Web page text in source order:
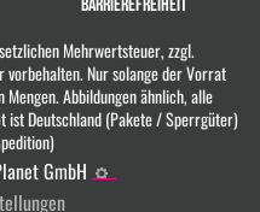
BARRIEREFREIHEIT
Mehrwertsteuer, zzgl.
Nur solange der Vorrat
Abbildungen ähnlich, alle
ist Deutschland (Pakete / Sperrgüter)
GmbH